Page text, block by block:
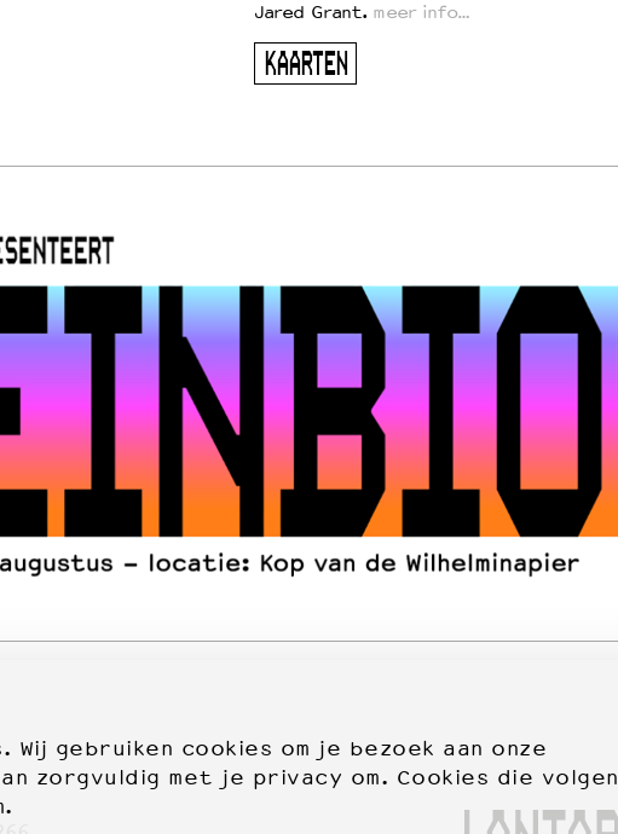
gebruiken cookies om je bezoek aan onze
zorgvuldig met je privacy om. Cookies die volgen
Jared Grant. meer info…
KAARTEN